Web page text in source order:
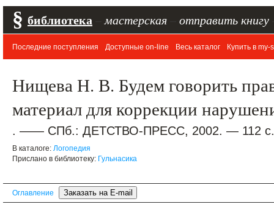
§ библиотека мастерская отправить книгу
Последние поступления Доступные on-line Весь каталог Купить в my-
Нищева Н. В. Будем говорить
материал для коррекции
. —— СПб.: ДЕТСТВО-ПРЕСС, 2002. — 112 с.
В каталоге: Логопедия
Прислано в библиотеку: Гульнасика
Оглавление